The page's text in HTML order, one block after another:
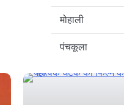
मोहाली
पंचकूला